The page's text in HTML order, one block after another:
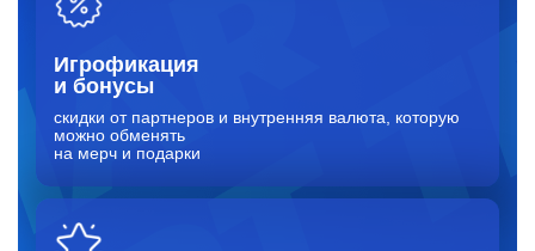
Игрофикация
и бонусы
скидки от партнеров и внутренняя валюта, которую
можно обменять
на мерч и подарки